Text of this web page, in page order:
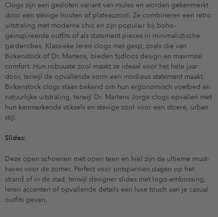
Clogs zijn een gesloten variant van mules en worden gekenmerkt
door een stevige houten of plateauzool. Ze combineren een retro
uitstraling met moderne chic en zijn populair bij boho-
geïnspireerde outfits of als statement pieces in minimalistische
garderobes. Klassieke leren clogs met gesp, zoals die van
Birkenstock of Dr. Martens, bieden tijdloos design en maximaal
comfort. Hun robuuste zool maakt ze ideaal voor het hele jaar
door, terwijl de opvallende vorm een modieus statement maakt.
Birkenstock clogs staan bekend om hun ergonomisch voetbed en
natuurlijke uitstraling, terwijl Dr. Martens Jorge clogs opvallen met
hun kenmerkende stiksels en stevige zool voor een stoere, urban
stijl.
Slides:
Deze open schoenen met open teen en hiel zijn de ultieme must-
haves voor de zomer. Perfect voor ontspannen dagen op het
strand of in de stad, terwijl designer slides met logo-embossing,
leren accenten of opvallende details een luxe touch aan je casual
outfits geven.